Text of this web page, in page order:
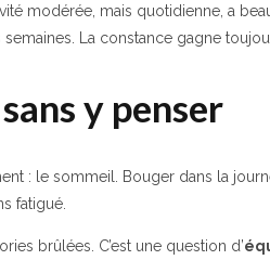
modérée, mais quotidienne, a
La constance gagne
y penser
: le sommeil. Bouger dans la
fatigué.
brûlées. C’est une question d’